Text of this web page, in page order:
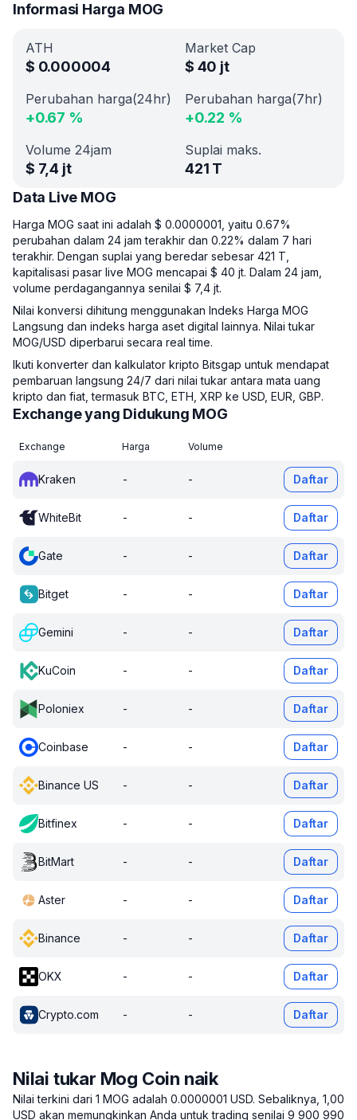
Informasi Harga MOG
ATH
$ 0.000004
Market Cap
$ 40 jt
Perubahan harga(24hr)
+0.67 %
Perubahan harga(7hr)
+0.22 %
Volume 24jam
$ 7,4 jt
Suplai maks.
421 T
Data Live MOG
Harga MOG saat ini adalah $ 0.0000001, yaitu 0.67%
perubahan dalam 24 jam terakhir dan 0.22% dalam 7 hari
terakhir. Dengan suplai yang beredar sebesar 421 T,
kapitalisasi pasar live MOG mencapai $ 40 jt. Dalam 24 jam,
volume perdagangannya senilai $ 7,4 jt.
Nilai konversi dihitung menggunakan Indeks Harga MOG
Langsung dan indeks harga aset digital lainnya. Nilai tukar
MOG/USD diperbarui secara real time.
Ikuti konverter dan kalkulator kripto Bitsgap untuk mendapat
pembaruan langsung 24/7 dari nilai tukar antara mata uang
kripto dan fiat, termasuk BTC, ETH, XRP ke USD, EUR, GBP.
Exchange yang Didukung MOG
Exchange Harga Volume
Kraken - - Daftar
WhiteBit - - Daftar
Gate - - Daftar
Bitget - - Daftar
Gemini - - Daftar
KuCoin - - Daftar
Poloniex - - Daftar
Coinbase - - Daftar
Binance US - - Daftar
Bitfinex - - Daftar
BitMart - - Daftar
Aster - - Daftar
Binance - - Daftar
OKX - - Daftar
Crypto.com - - Daftar
Nilai tukar Mog Coin naik
Nilai terkini dari 1 MOG adalah 0.0000001 USD. Sebaliknya, 1,00
USD akan memungkinkan Anda untuk trading senilai 9 900 990